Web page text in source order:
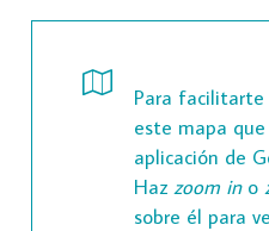
Para facilitarte
este mapa
aplicación de
Haz zoom ino
sobre él para